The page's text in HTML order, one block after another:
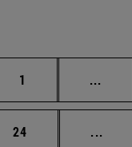
Página
1 ...
Página
24 ...